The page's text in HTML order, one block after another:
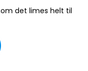
det limes helt til